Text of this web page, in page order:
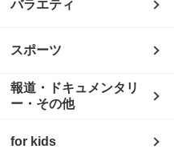
バラエティ
スポーツ
報道・ドキュメンタリ
ー・その他
for kids